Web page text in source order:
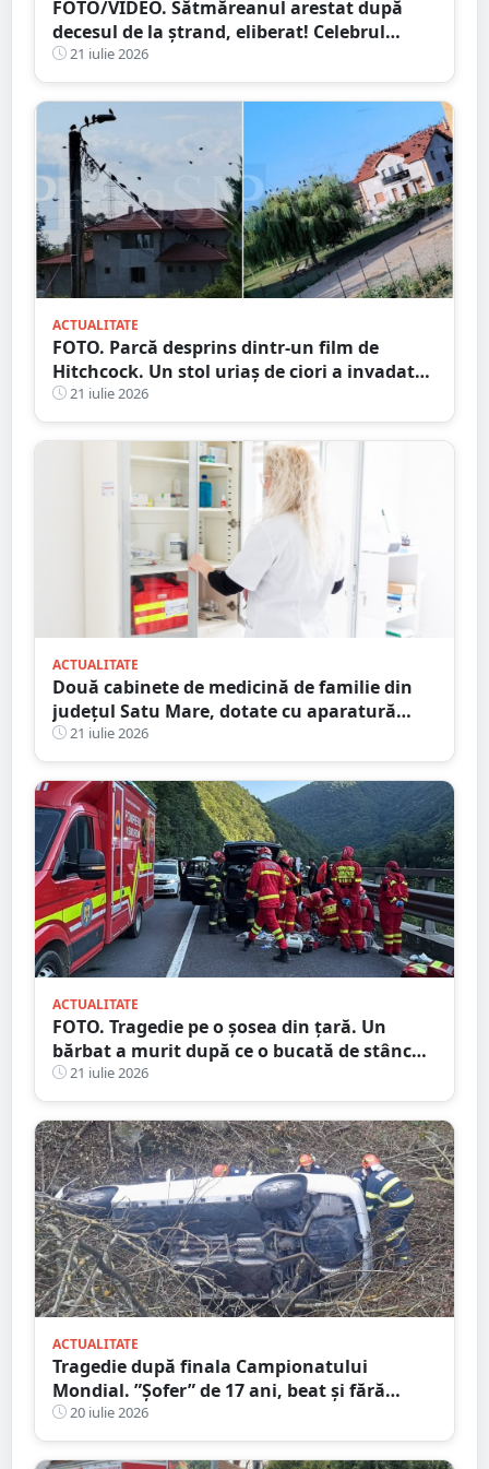
FOTO/VIDEO. Sătmăreanul arestat după
decesul de la ștrand, eliberat! Celebrul
avocat Răzvan Doseanu oferă explicații
21 iulie 2026
ACTUALITATE
FOTO. Parcă desprins dintr-un film de
Hitchcock. Un stol uriaș de ciori a invadat
un cartier din municipiul Satu Mare
21 iulie 2026
ACTUALITATE
Două cabinete de medicină de familie din
județul Satu Mare, dotate cu aparatură
medicală modernă printr-un program
național
21 iulie 2026
ACTUALITATE
FOTO. Tragedie pe o șosea din țară. Un
bărbat a murit după ce o bucată de stâncă
a căzut peste mașina aflată în mers
21 iulie 2026
ACTUALITATE
Tragedie după finala Campionatului
Mondial. ”Șofer” de 17 ani, beat și fără
permis! Un adolescent de 17 ani a murit,
duba s-a răsturnat
20 iulie 2026